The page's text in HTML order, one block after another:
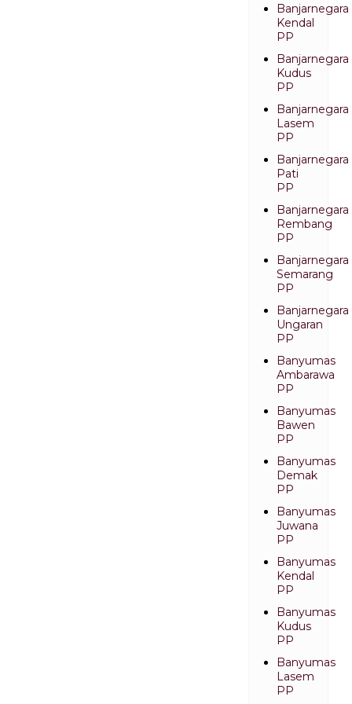
Banjarnegara
Kendal
PP
Banjarnegara
Kudus
PP
Banjarnegara
Lasem
PP
Banjarnegara
Pati
PP
Banjarnegara
Rembang
PP
Banjarnegara
Semarang
PP
Banjarnegara
Ungaran
PP
Banyumas
Ambarawa
PP
Banyumas
Bawen
PP
Banyumas
Demak
PP
Banyumas
Juwana
PP
Banyumas
Kendal
PP
Banyumas
Kudus
PP
Banyumas
Lasem
PP